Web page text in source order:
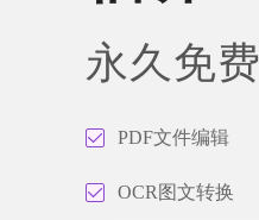
永久免
PDF文件编辑
OCR图文转换